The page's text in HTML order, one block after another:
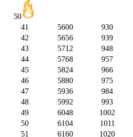
50
41 5600 930
42
5656 939
43
5712 948
44
5768 957
45
5824 966
46
5880 975
47
5936 984
48
5992 993
49
6048 1002
50
6104 1011
51
6160 1020